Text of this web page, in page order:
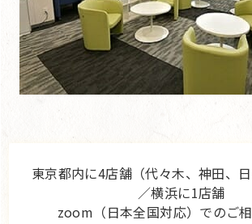
東京都内に4店舗（代々木、神田、日
／横浜に1店舗
zoom（日本全国対応）でのご